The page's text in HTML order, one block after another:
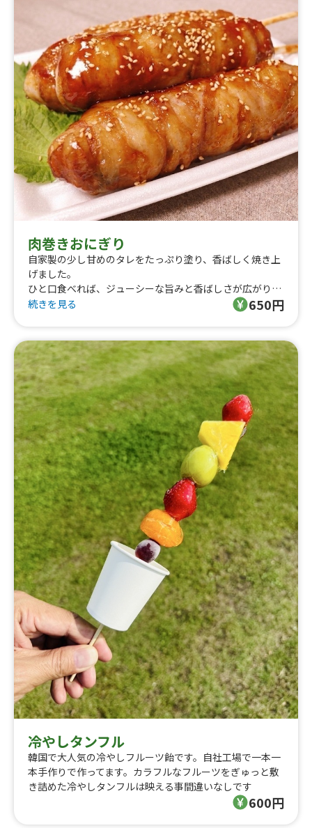
肉巻きおにぎり
自家製の少し甘めのタレをたっぷり塗り、香ばしく焼き上
げました。
ひと口食べれば、ジューシーな旨みと香ばしさが広がりま
す。
す。
中でも当店名物、九条ネギをたっぷりのせた
「肉巻き九条ネギマヨ」は人気No.1！
ぜひ一度ご賞味ください
続きを見る 650円
冷やしタンフル
韓国で大人気の冷やしフルーツ飴です。自社工場で一本一
本手作りで作ってます。カラフルなフルーツをぎゅっと敷
き詰めた冷やしタンフルは映える事間違いなしです
600円